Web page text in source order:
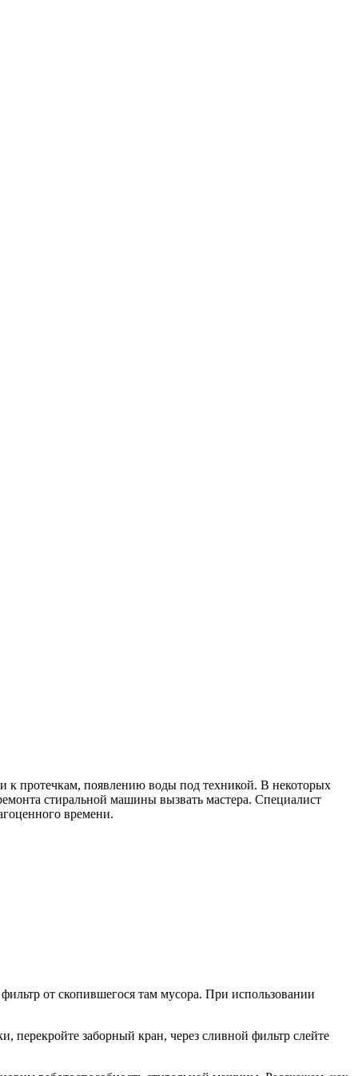
к протечкам, появлению воды под техникой. В некоторых
стиральной машины вызвать мастера. Специалист
времени.
от скопившегося там мусора. При использовании
заборный кран, через сливной фильтр слейте